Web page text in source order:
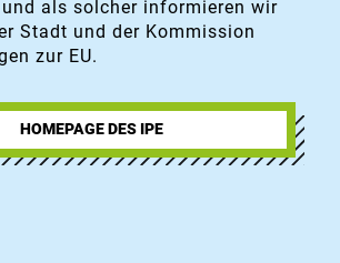
und als solcher informieren wir
Stadt und der Kommission
zur EU.
HOMEPAGE DES IPE